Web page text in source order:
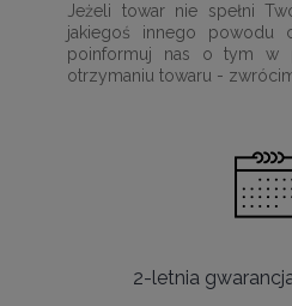
Jeżeli towar nie spełni
jakiegoś innego
poinformuj nas o tym w
otrzymaniu towaru -
2-letnia